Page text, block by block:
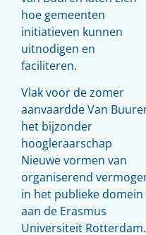
hoe gemeenten
initiatieven kunnen
uitnodigen en
faciliteren.
Vlak voor de zomer
aanvaardde Van
het bijzonder
hoogleraarschap
Nieuwe vormen van
organiserend
in het publieke domein
aan de Erasmus
Universiteit Rotterdam.